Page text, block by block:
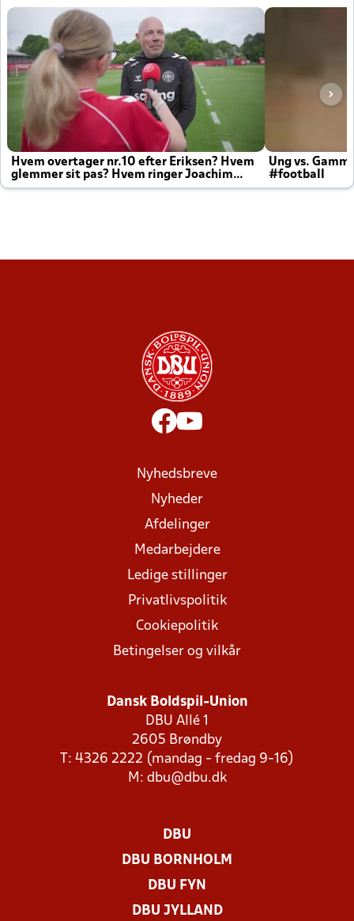
Hvem overtager nr.10 efter Eriksen? Hvem
glemmer sit pas? Hvem ringer Joachim
altid til efter kampe?
Ung vs.
#football
Nyhedsbreve
Nyheder
Afdelinger
Medarbejdere
Ledige stillinger
Privatlivspolitik
Cookiepolitik
Betingelser og vilkår
Dansk Boldspil-Union
DBU Allé 1
2605 Brøndby
T: 4326 2222 (mandag - fredag 9-16)
M: dbu@dbu.dk
DBU
DBU BORNHOLM
DBU FYN
DBU JYLLAND